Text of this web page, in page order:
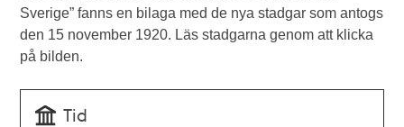
Sverige” fanns en bilaga med de nya stadgar som antogs
den 15 november 1920. Läs stadgarna genom att klicka
på bilden.
Tid